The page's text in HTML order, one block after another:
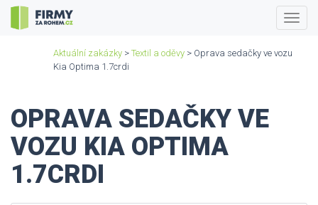
Aktuální zakázky > Textil a oděvy > Oprava sedačky ve vozu
Kia Optima 1.7crdi
OPRAVA SEDAČKY VE
VOZU KIA OPTIMA
1.7CRDI